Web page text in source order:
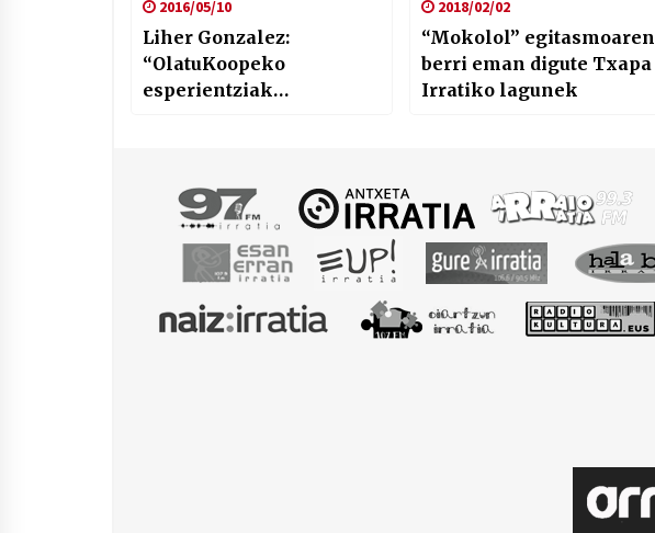
2016/05/10
Liher Gonzalez:
“OlatuKoopeko
esperientziak
2018/02/02
“Mokolol” egitasmoaren
berri eman digute Txapa
Irratiko lagunek